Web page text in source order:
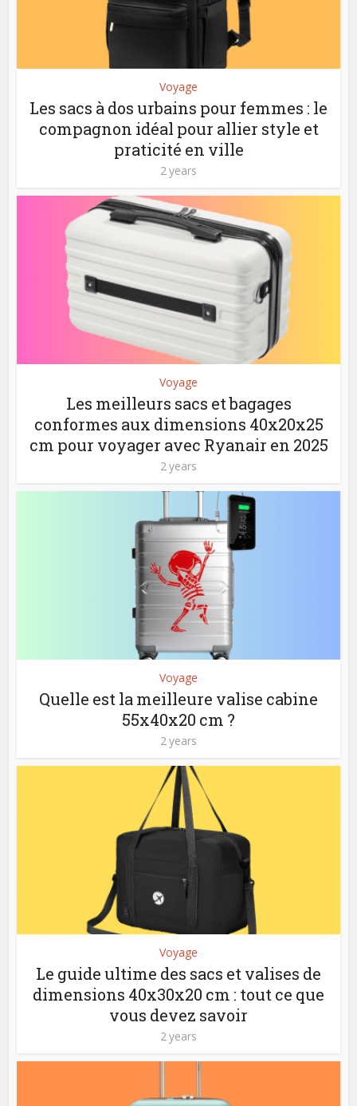
Voyage
Les sacs à dos urbains pour femmes : le
compagnon idéal pour allier style et
praticité en ville
2 years
Voyage
Les meilleurs sacs et bagages
conformes aux dimensions 40x20x25
cm pour voyager avec Ryanair en 2025
2 years
Voyage
Quelle est la meilleure valise cabine
55x40x20 cm ?
2 years
Voyage
Le guide ultime des sacs et valises de
dimensions 40x30x20 cm : tout ce que
vous devez savoir
2 years